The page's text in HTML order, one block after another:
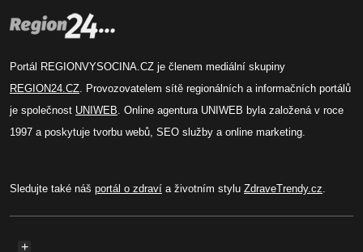
Portál REGIONVYSOCINA.CZ je členem mediální skupiny
REGION24.CZ . Provozovatelem sítě regionálních a informačních portálů
je společnost UNIWEB . Online agentura UNIWEB byla založená v roce
1997 a poskytuje tvorbu webů, SEO služby a online marketing.
Sledujte také náš portál o zdraví a životním stylu ZdraveTrendy.cz
+